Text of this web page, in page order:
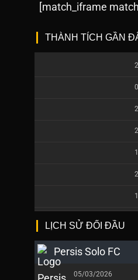
[match_iframe
THÀNH TÍCH GẦN
LỊCH SỬ ĐỐI ĐẦU
Persis Solo FC
05/03/2026